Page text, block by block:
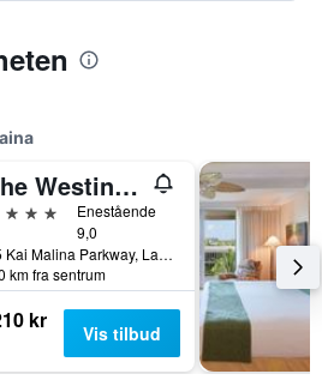
The Westin Nanea Ocean Villas, Ka'anapali
Enestående
9,0
45 Kai Malina Parkway, Lahaina, Maui, HI, USA
km fra sentrum
kr Vis tilbud